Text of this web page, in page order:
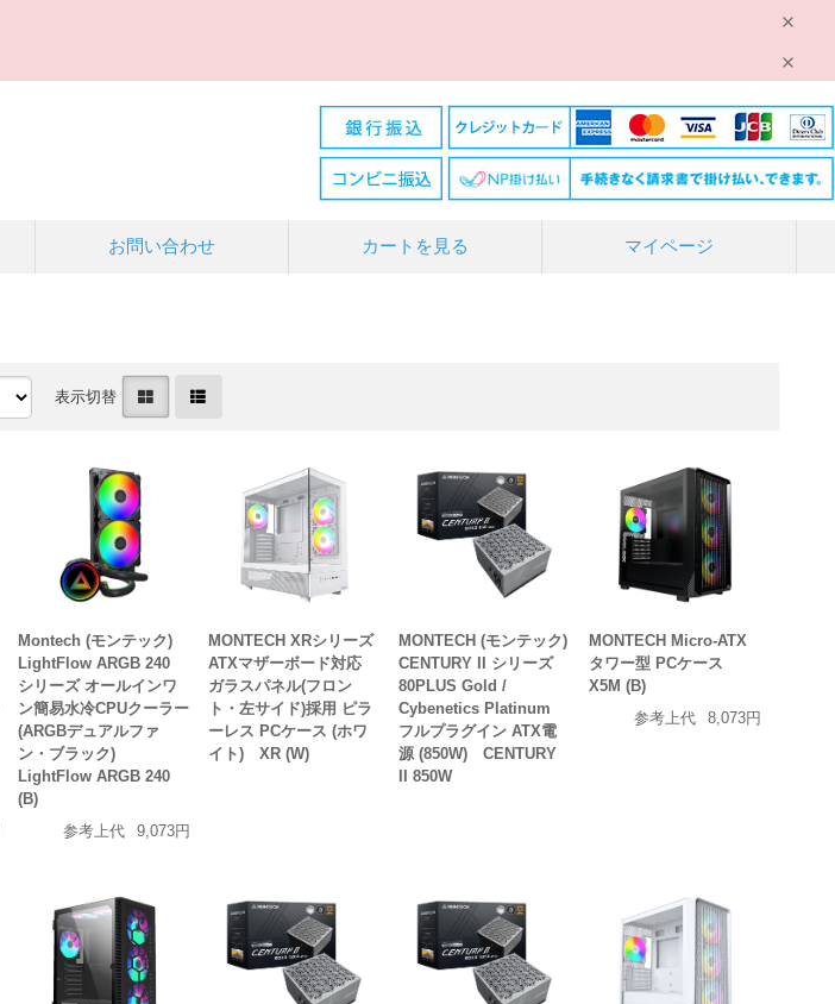
お問い合わせ カートを見る マイページ
表示切替
Montech (モンテック)
LightFlow ARGB 240
シリーズ オールインワ
ン簡易水冷CPUクーラー
(ARGBデュアルファ
ン・ブラック)
LightFlow ARGB 240
(B)
参考上代
9,073円
MONTECH XRシリーズ
ATXマザーボード対応
ガラスパネル(フロン
ト・左サイド)採用 ピラ
ーレス PCケース (ホワ
イト) XR (W)
MONTECH (モンテック)
CENTURY II シリーズ
80PLUS Gold /
Cybenetics Platinum
フルプラグイン ATX電
源 (850W) CENTURY
II 850W
MONTECH Micro-ATX
タワー型 PCケース
X5M (B)
参考上代
8,073円